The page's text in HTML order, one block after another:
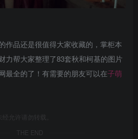
作品还是很值得大家收藏的，掌柜本
力帮大家整理了83套秋和柯基的图片
最全的了！有需要的朋友可以在子萌
允许请勿转载。
THE END